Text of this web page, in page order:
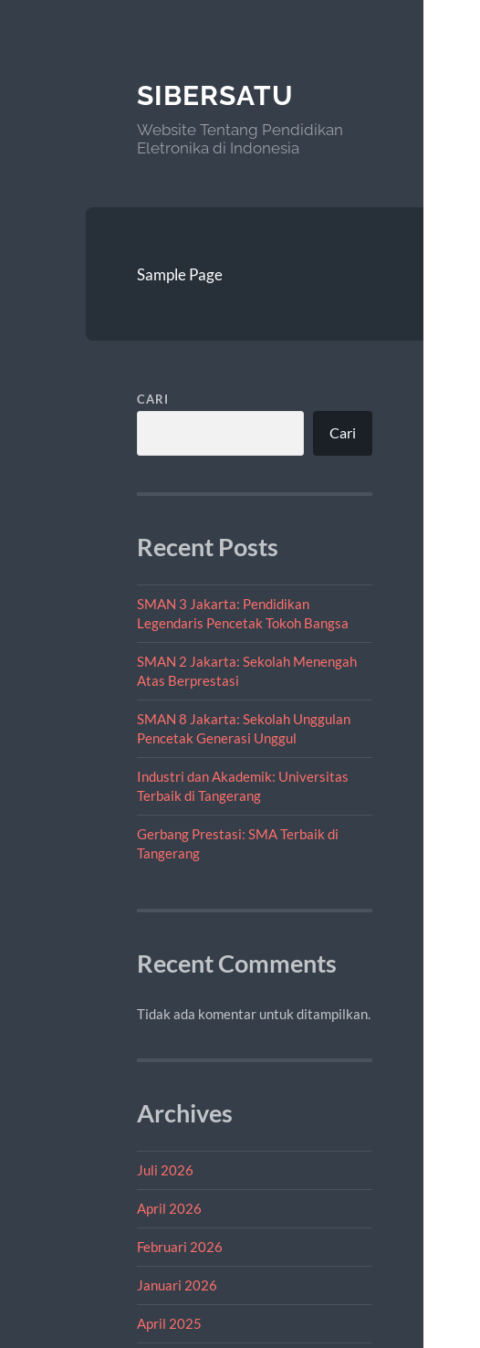
SIBERSATU
Website Tentang Pendidikan
Eletronika di Indonesia
Sample Page
CARI
Cari
Recent Posts
SMAN 3 Jakarta: Pendidikan
Legendaris Pencetak Tokoh Bangsa
SMAN 2 Jakarta: Sekolah Menengah
Atas Berprestasi
SMAN 8 Jakarta: Sekolah Unggulan
Pencetak Generasi Unggul
Industri dan Akademik: Universitas
Terbaik di Tangerang
Gerbang Prestasi: SMA Terbaik di
Tangerang
Recent Comments
Tidak ada komentar untuk ditampilkan.
Archives
Juli 2026
April 2026
Februari 2026
Januari 2026
April 2025